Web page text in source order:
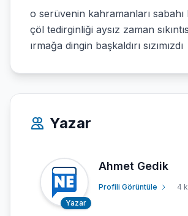
o serüvenin kahramanları sabahı
çöl tedirginliği aysız zaman
ırmağa dingin başkaldırı sızımızdı
Yazar
Yazar
Ahmet Gedik
Profili Görüntüle 4